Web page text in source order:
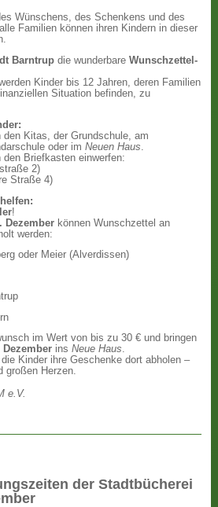
Wünschens, des Schenkens und des
Familien können ihren Kindern in dieser
Barntrup die wunderbareWunschzettel-
Kinder bis 12 Jahren, deren Familien
Situation befinden, zu
den Kitas, der Grundschule, am
oder imNeuen Haus.
den Briefkasten einwerfen:
2)
Straße 4)
!
Dezember können Wunschzettel an
werden:
oder Meier (Alverdissen)
im Wert von bis zu 30 € und bringen
Dezember insNeue Haus.
Kinder ihre Geschenke dort abholen –
großen Herzen.
e.V.
der Stadtbücherei